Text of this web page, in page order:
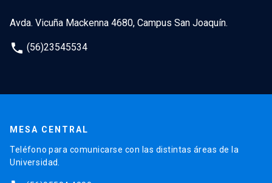
Avda. Vicuña Mackenna 4680, Campus San Joaquín.
phone (56)23545534
MESA CENTRAL
Teléfono para comunicarse con las distintas áreas de la
Universidad.